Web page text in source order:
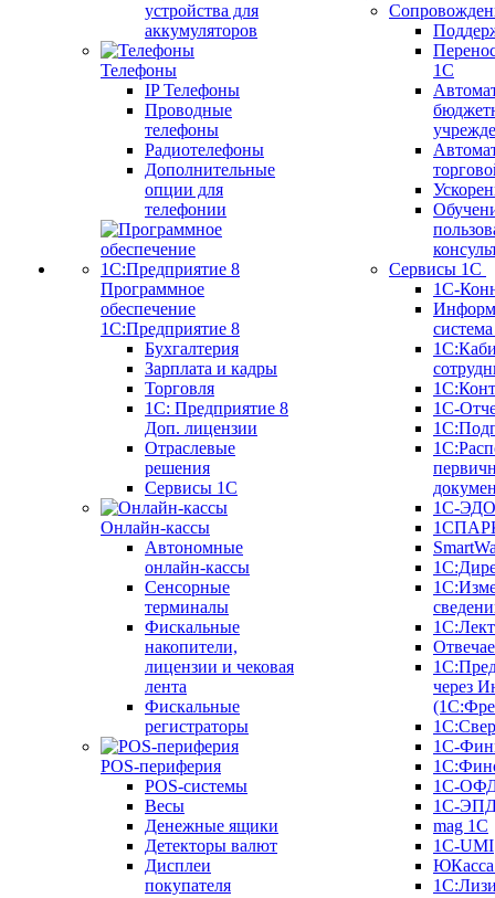
устройства для
аккумуляторов
Телефоны
IP Телефоны
Проводные
телефоны
Радиотелефоны
Дополнительные
опции для
телефонии
Программное
обеспечение
1С:Предприятие 8
Бухгалтерия
Зарплата и кадры
Торговля
1C: Предприятие 8
Доп. лицензии
Отраслевые
решения
Сервисы 1С
Онлайн-кассы
Автономные
онлайн-кассы
Сенсорные
терминалы
Фискальные
накопители,
лицензии и чековая
лента
Фискальные
регистраторы
POS-периферия
POS-системы
Весы
Денежные ящики
Детекторы валют
Дисплеи
покупателя
1С
Сервисы 1С
1С-
1С-
1С-ЭДО
через
1С-
1С-
1С-
mag 1C
1C-UMI